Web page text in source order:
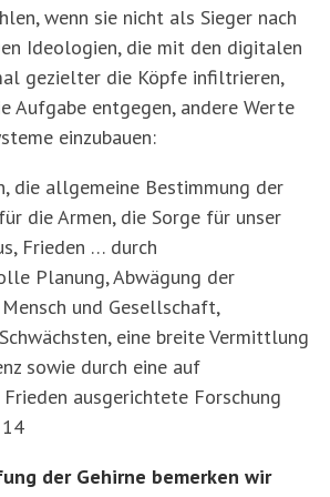
wenn sie nicht als Sieger nach
Ideologien, die mit den digitalen
gezielter die Köpfe infiltrieren,
Aufgabe entgegen, andere Werte
einzubauen:
die allgemeine Bestimmung der
die Armen, die Sorge für unser
Frieden … durch
Planung, Abwägung der
und Gesellschaft,
eine breite Vermittlung
sowie durch eine auf
ausgerichtete Forschung
der Gehirne bemerken wir